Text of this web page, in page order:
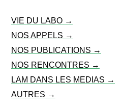
VIE DU LABO →
NOS APPELS →
NOS PUBLICATIONS →
NOS RENCONTRES →
LAM DANS LES MEDIAS →
AUTRES →